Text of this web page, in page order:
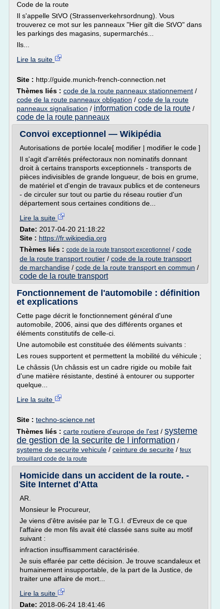
Code de la route
Il s'appelle StVO (Strassenverkehrsordnung). Vous
trouverez ce mot sur les panneaux "Hier gilt die StVO" dans
les parkings des magasins, supermarchés...
Ils...
Lire la suite
Site : http://guide.munich-french-connection.net
Thèmes liés : code de la route panneaux stationnement /
code de la route panneaux obligation / code de la route
panneaux signalisation / information code de la route /
code de la route panneaux
Convoi exceptionnel — Wikipédia
Autorisations de portée locale[ modifier | modifier le code ]
Il s'agit d'arrêtés préfectoraux non nominatifs donnant
droit à certains transports exceptionnels - transports de
pièces indivisibles de grande longueur, de bois en grume,
de matériel et d'engin de travaux publics et de conteneurs
- de circuler sur tout ou partie du réseau routier d'un
département sous certaines conditions de...
Lire la suite
Date: 2017-04-20 21:18:22
Site : https://fr.wikipedia.org
Thèmes liés : code de la route transport exceptionnel / code
de la route transport routier / code de la route transport
de marchandise / code de la route transport en commun /
code de la route transport
Fonctionnement de l'automobile : définition
et explications
Cette page décrit le fonctionnement général d'une
automobile, 2006, ainsi que des différents organes et
éléments constitutifs de celle-ci.
Une automobile est constituée des éléments suivants :
Les roues supportent et permettent la mobilité du véhicule ;
Le châssis (Un châssis est un cadre rigide ou mobile fait
d'une matière résistante, destiné à entourer ou supporter
quelque...
Lire la suite
Site : techno-science.net
Thèmes liés : carte routiere d'europe de l'est / systeme
de gestion de la securite de l information /
systeme de securite vehicule / ceinture de securite / feux
brouillard code de la route
Homicide dans un accident de la route. -
Site Internet d'Atta
AR.
Monsieur le Procureur,
Je viens d'être avisée par le T.G.I. d'Evreux de ce que
l'affaire de mon fils avait été classée sans suite au motif
suivant :
infraction insuffisamment caractérisée.
Je suis effarée par cette décision. Je trouve scandaleux et
humainement insupportable, de la part de la Justice, de
traiter une affaire de mort...
Lire la suite
Date: 2018-06-24 18:41:46